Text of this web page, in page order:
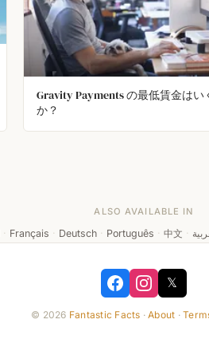
Gravity Payments の最低賃金はい
か？
ALSO AVAILABLE IN
· Français · Deutsch · Português · 中文 ·
𝕏
© 2026 Fantastic Facts ·About ·